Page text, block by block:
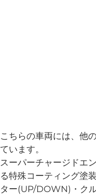
こちらの車両には、他
ています。
スーパーチャージドエ
る特殊コーティング塗
ター(UP/DOWN)・ク